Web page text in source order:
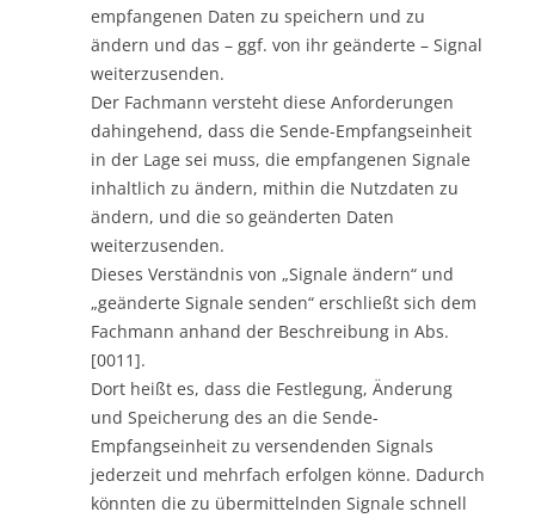
empfangenen Daten zu speichern und zu
ändern und das – ggf. von ihr geänderte – Signal
weiterzusenden.
Der Fachmann versteht diese Anforderungen
dahingehend, dass die Sende-Empfangseinheit
in der Lage sei muss, die empfangenen Signale
inhaltlich zu ändern, mithin die Nutzdaten zu
ändern, und die so geänderten Daten
weiterzusenden.
Dieses Verständnis von „Signale ändern“ und
„geänderte Signale senden“ erschließt sich dem
Fachmann anhand der Beschreibung in Abs.
[0011].
Dort heißt es, dass die Festlegung, Änderung
und Speicherung des an die Sende-
Empfangseinheit zu versendenden Signals
jederzeit und mehrfach erfolgen könne. Dadurch
könnten die zu übermittelnden Signale schnell